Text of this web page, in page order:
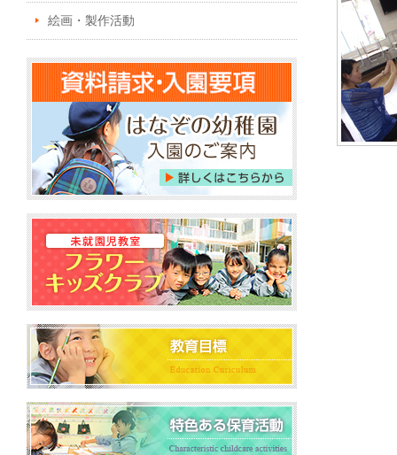
絵画・製作活動